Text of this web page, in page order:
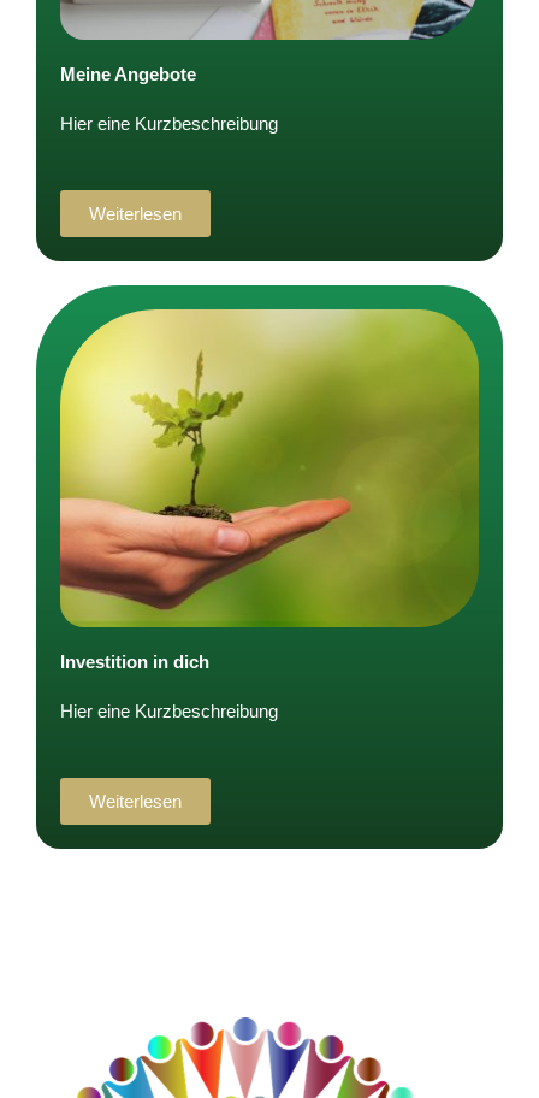
Meine Angebote
Hier eine Kurzbeschreibung
Weiterlesen
Investition in dich
Hier eine Kurzbeschreibung
Weiterlesen